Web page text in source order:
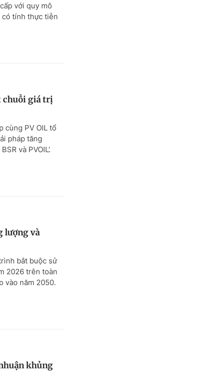
với quy mô
có tính thực tiễn
chuỗi giá trị
cùng PV OIL tổ
pháp tăng
và PVOIL’.
lượng và
bắt buộc sử
2026 trên toàn
vào năm 2050.
khủng